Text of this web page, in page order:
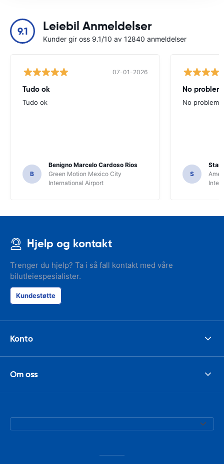
9.1 Leiebil Anmeldelser
Kunder gir oss 9.1/10 av 12840 anmeldelser
07-01-2026
Tudo ok
Tudo ok
B
Benigno Marcelo Cardoso Rios
Green Motion Mexico City
International Airport
No
No
S
Hjelp og kontakt
Trenger du hjelp? Ta i så fall kontakt med våre
bilutleiespesialister.
Kundestøtte
Konto
Om oss